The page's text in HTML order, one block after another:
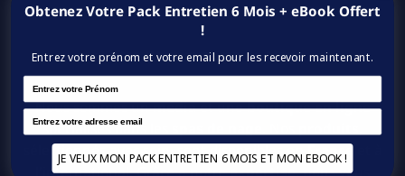
Votre Boutique Spa de Nage
Nous sommes unmédiaet uneboutique en ligne
spécialisés dans les
sélectionnés avec soin, sont disponibles enFranceet à
l'international. Grâce à notreexpertise, nous vous
Obtenez Votre Pack Entretien 6 Mois + eBook Offert
!
Entrez votre prénom et votre email pour les recevoir maintenant.
Name
Email
JE VEUX MON PACK ENTRETIEN 6 MOIS ET MON EBOOK !